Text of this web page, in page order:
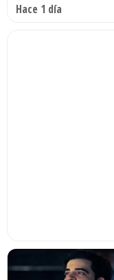
Hace 1 día